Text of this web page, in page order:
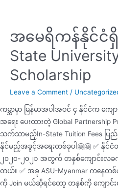
အမေရိကန်နိုင်ငံရှိ
State
Scholarship
Leave a Comment /
ကမ္ဘာမှာ မြန်မာအပါအဝင် ၄ နိုင်ငံက
အရေး ပေးထားတဲ့ Global Partnership
သက်သာမည့်In-State Tuition Fees ပ
နိုင်မည့်အခွင့်အရေးတစ်ခုပါ🤗🤗 ✅ နို
၂၀၂၀-၂၀၂၁ အတွက် တနှစ်ကျောင်းလခက
တယ်။ ✅ အခု ASU-Myanmar ကနေတစ်ဆ
ကို Join မယ်ဆိုရင်တော့ တနှစ်ကို ကျောင်း